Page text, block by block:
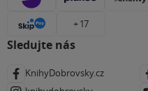
+ 17
Sledujte nás
KnihyDobrovsky.cz